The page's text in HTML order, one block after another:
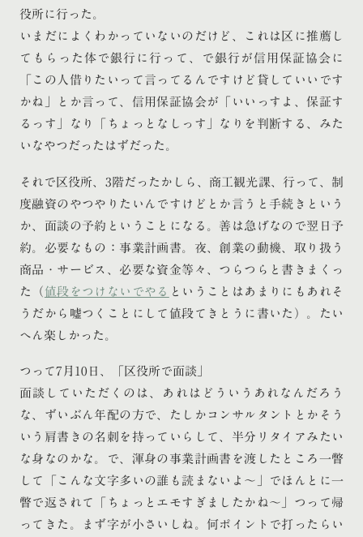
役所に行った。
いまだによくわかっていないのだけど、これは区に推薦し
てもらった体で銀行に行って、で銀行が信用保証協会に
「この人借りたいって言ってるんですけど貸していいです
かね」とか言って、信用保証協会が「いいっすよ、保証す
るっす」なり「ちょっとなしっす」なりを判断する、みた
いなやつだったはずだった。
それで区役所、3階だったかしら、商工観光課、行って、制
度融資のやつやりたいんですけどとか言うと手続きという
か、面談の予約ということになる。善は急げなので翌日予
約。必要なもの：事業計画書。夜、創業の動機、取り扱う
商品・サービス、必要な資金等々、つらつらと書きまくっ
た（ 値段をつけないでやる ということはあまりにもあれそ
うだから嘘つくことにして値段てきとうに書いた）。たい
へん楽しかった。
つって7月10日、「区役所で面談」
面談していただくのは、あれはどういうあれなんだろう
な、ずいぶん年配の方で、たしかコンサルタントとかそう
いう肩書きの名刺を持っていらして、半分リタイアみたい
な身なのかな。で、渾身の事業計画書を渡したところ一瞥
して「こんな文字多いの誰も読まないよ〜」でほんとに一
瞥で返されて「ちょっとエモすぎましたかね〜」つって帰
ってきた。まず字が小さいしね。何ポイントで打ったらい